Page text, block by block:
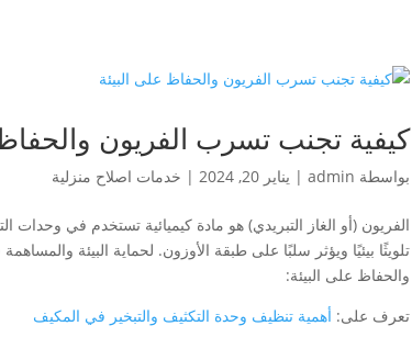
كيفية تجنب تسرب الفريون
بواسطة admin
| يناير 20, 2024 | خدمات اصلاح منزلية
الفريون (أو الغاز التبريدي) هو مادة كيميائية تستخدم في وحدات
تلويثًا بيئيًا ويؤثر سلبًا على طبقة الأوزون. لحماية البيئة
والحفاظ على البيئة:
تعرف على: أهمية تنظيف وحدة التكثيف والتبخير في المكيف